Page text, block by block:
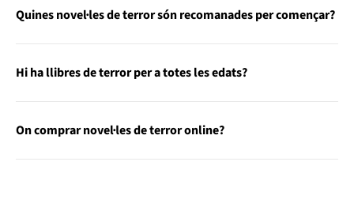
Quines novel·les de terror són recomanades per començar?
Hi ha llibres de terror per a totes les edats?
On comprar novel·les de terror online?